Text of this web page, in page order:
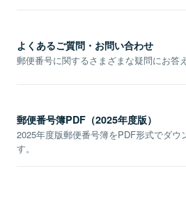
よくあるご質問・お問い合わせ
郵便番号に関するさまざまな疑問にお答
郵便番号簿PDF（2025年度版）
2025年度版郵便番号簿をPDF形式でダウ
す。